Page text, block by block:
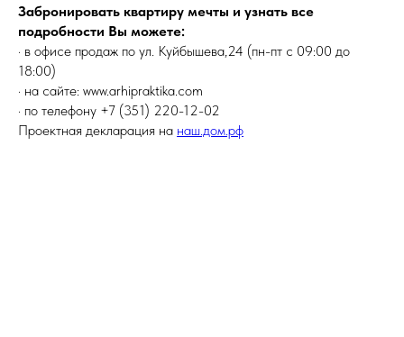
Забронировать квартиру мечты и узнать все
подробности Вы можете:
· в офисе продаж по ул. Куйбышева,24 (пн-пт с 09:00 до
18:00)
· на сайте: www.arhipraktika.com
· по телефону +7 (351) 220-12-02
Проектная декларация на наш.дом.рф